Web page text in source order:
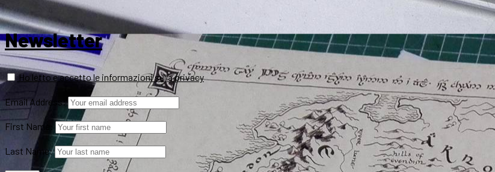
Newsletter
Ho letto e accetto le informazioni sulla privacy
Email Address:
First Name:
Last Name: